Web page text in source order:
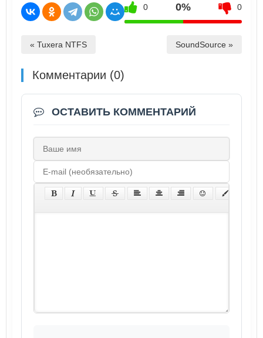
0 0% 0
« Tuxera NTFS SoundSource »
Комментарии (0)
ОСТАВИТЬ КОММЕНТАРИЙ